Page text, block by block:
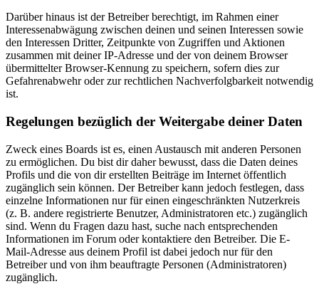
Darüber hinaus ist der Betreiber berechtigt, im Rahmen einer
Interessenabwägung zwischen deinen und seinen Interessen sowie
den Interessen Dritter, Zeitpunkte von Zugriffen und Aktionen
zusammen mit deiner IP-Adresse und der von deinem Browser
übermittelter Browser-Kennung zu speichern, sofern dies zur
Gefahrenabwehr oder zur rechtlichen Nachverfolgbarkeit notwendig
ist.
Regelungen bezüglich der Weitergabe deiner Daten
Zweck eines Boards ist es, einen Austausch mit anderen Personen
zu ermöglichen. Du bist dir daher bewusst, dass die Daten deines
Profils und die von dir erstellten Beiträge im Internet öffentlich
zugänglich sein können. Der Betreiber kann jedoch festlegen, dass
einzelne Informationen nur für einen eingeschränkten Nutzerkreis
(z. B. andere registrierte Benutzer, Administratoren etc.) zugänglich
sind. Wenn du Fragen dazu hast, suche nach entsprechenden
Informationen im Forum oder kontaktiere den Betreiber. Die E-
Mail-Adresse aus deinem Profil ist dabei jedoch nur für den
Betreiber und von ihm beauftragte Personen (Administratoren)
zugänglich.